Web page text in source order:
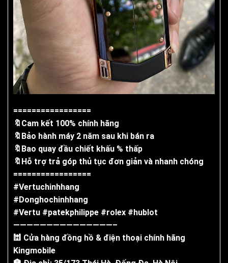
=================
🔖 Cam kết 100% chính hãng
🔖 Bảo hành máy 2 năm sau khi bán ra
🔖 Bao quay đầu chiết khấu % thấp
🔖 Hỗ trợ trả góp thủ tục đơn giản và nhanh chóng
=================
#Vertuchinhhang
# Donghochinhhang
#Vertu #patekphilippe #rolex # hublot
———————————————–
🕍 Cửa hàng đồng hồ & điện thoại chính hãng
Kingmobile